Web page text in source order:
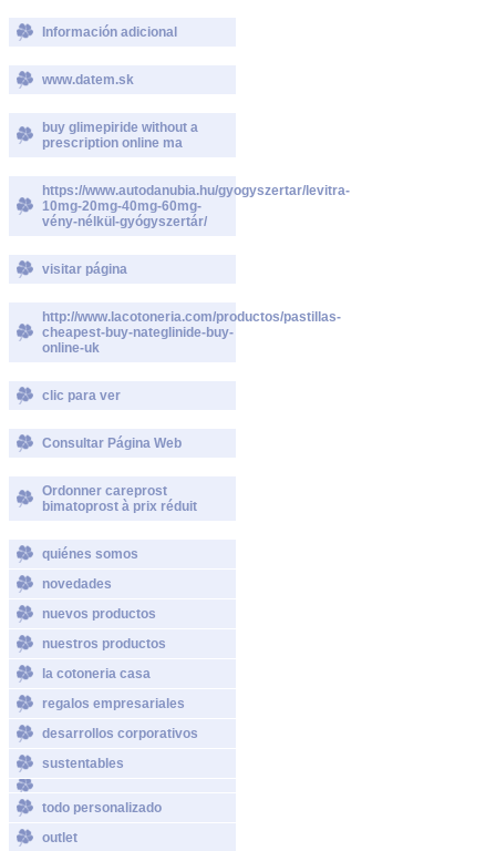
Información adicional
www.datem.sk
buy glimepiride without a
prescription online ma
https://www.autodanubia.hu/gyogyszertar/levitra-
10mg-20mg-40mg-60mg-
vény-nélkül-gyógyszertár/
visitar página
http://www.lacotoneria.com/productos/pastillas-
cheapest-buy-nateglinide-buy-
online-uk
clic para ver
Consultar Página Web
Ordonner careprost
bimatoprost à prix réduit
quiénes somos
novedades
nuevos productos
nuestros productos
la cotoneria casa
regalos empresariales
desarrollos corporativos
sustentables
todo personalizado
outlet